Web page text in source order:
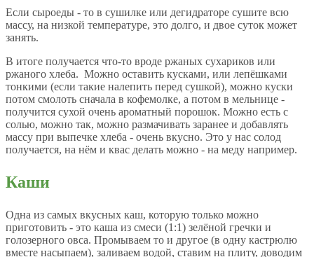
Если сыроеды - то в сушилке или дегидраторе сушите всю
массу, на низкой температуре, это долго, и двое суток может
занять.
В итоге получается что-то вроде ржаных сухариков или
ржаного хлеба. Можно оставить кусками, или лепёшками
тонкими (если такие налепить перед сушкой), можно куски
потом смолоть сначала в кофемолке, а потом в мельнице -
получится сухой очень ароматный порошок. Можно есть с
солью, можно так, можно размачивать заранее и добавлять
массу при выпечке хлеба - очень вкусно. Это у нас солод
получается, на нём и квас делать можно - на меду например.
Каши
Одна из самых вкусных каш, которую только можно
приготовить - это каша из смеси (1:1) зелёной гречки и
голозерного овса. Промываем то и другое (в одну кастрюлю
вместе насыпаем), заливаем водой, ставим на плиту, доводим